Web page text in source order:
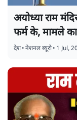
अयोध्या राम
फर्म के, मामले का
देश•नेशनल ब्यूरो• 1 Jul,